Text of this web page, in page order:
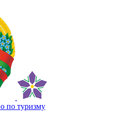
по туризму